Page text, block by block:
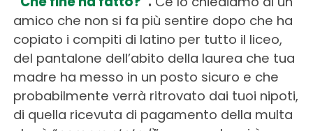
amico che non si fa più sentire dopo che ha
copiato i compiti di latino per tutto il liceo,
del pantalone dell’abito della laurea che tua
madre ha messo in un posto sicuro e che
probabilmente verrà ritrovato dai tuoi nipoti,
di quella ricevuta di pagamento della multa